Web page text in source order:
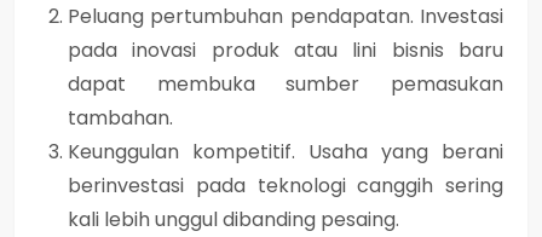
Peluang pertumbuhan pendapatan. Investasi
pada inovasi produk atau lini bisnis baru
dapat membuka sumber pemasukan
tambahan.
Keunggulan kompetitif. Usaha yang berani
berinvestasi pada teknologi canggih sering
kali lebih unggul dibanding pesaing.